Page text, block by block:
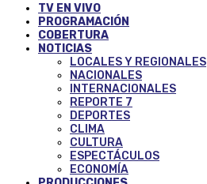
TV EN VIVO
PROGRAMACIÓN
COBERTURA
NOTICIAS
LOCALES Y REGIONALES
NACIONALES
INTERNACIONALES
REPORTE 7
DEPORTES
CLIMA
CULTURA
ESPECTÁCULOS
ECONOMÍA